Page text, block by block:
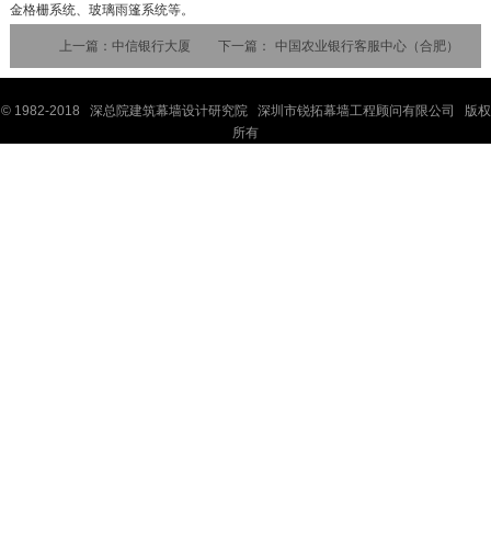
金格栅系统、玻璃雨篷系统等。
上一篇：中信银行大厦 下一篇： 中国农业银行客服中心（合肥）
© 1982-2018 深总院建筑幕墙设计研究院 深圳市锐拓幕墙工程顾问有限公司 版权
所有